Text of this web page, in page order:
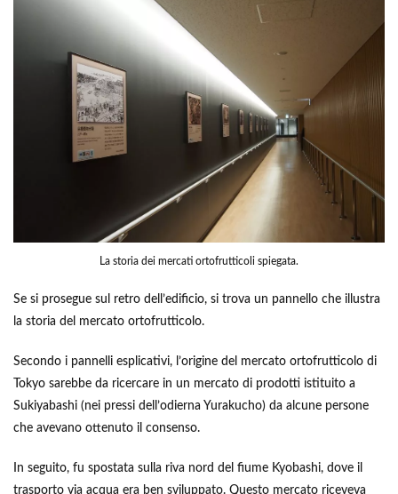
La storia dei mercati ortofrutticoli spiegata.
Se si prosegue sul retro dell’edificio, si trova un pannello che illustra
la storia del mercato ortofrutticolo.
Secondo i pannelli esplicativi, l’origine del mercato ortofrutticolo di
Tokyo sarebbe da ricercare in un mercato di prodotti istituito a
Sukiyabashi (nei pressi dell’odierna Yurakucho) da alcune persone
che avevano ottenuto il consenso.
In seguito, fu spostata sulla riva nord del fiume Kyobashi, dove il
trasporto via acqua era ben sviluppato. Questo mercato riceveva